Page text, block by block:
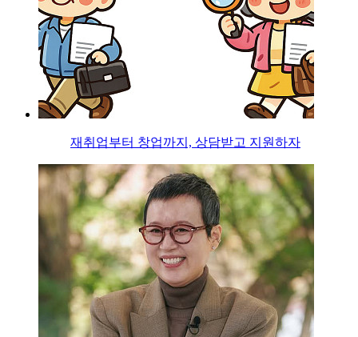
재취업부터 창업까지, 상담받고 지원하자